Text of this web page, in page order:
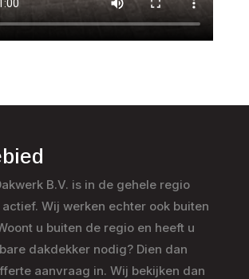
B.V. is in de gehele regio
Wij werken echter ook buiten
u buiten de regio en heeft u
dakdekker nodig? Dien dan
aanvraag in. Wij bekijken dan